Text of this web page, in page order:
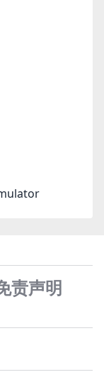
责声明